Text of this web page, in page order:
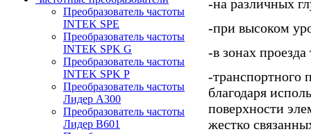
Преобразователь частоты
INTEK SPE
Преобразователь частоты
INTEK SPK G
Преобразователь частоты
INTEK SPK P
Преобразователь частоты
Лидер А300
Преобразователь частоты
Лидер B601
-на различных
-при высоком
-в зонах
-транспортного
благодаря
поверхности
жестко